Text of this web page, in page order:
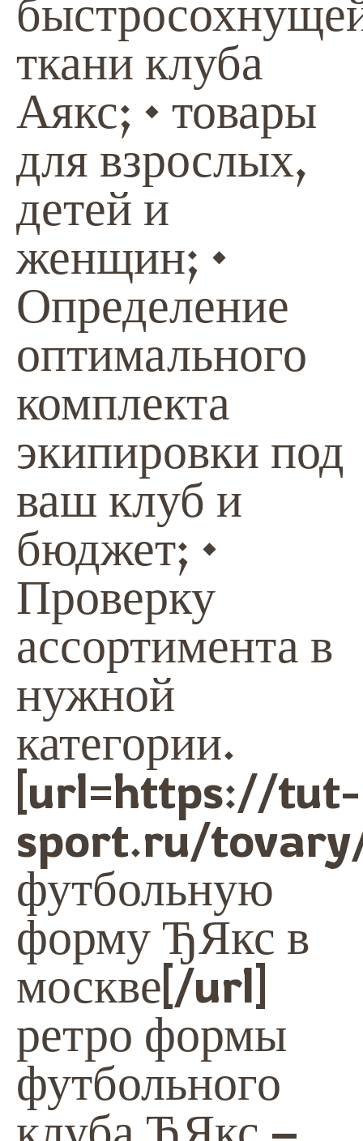
ткани клуба
Аякс; • товары
для взрослых,
детей и
женщин; •
Определение
оптимального
комплекта
экипировки под
ваш клуб и
бюджет; •
Проверку
ассортимента в
нужной
категории.
[url=https://tut-
sport.ru/
футбольную
форму ЂЯкс в
москве[/url]
ретро формы
футбольного